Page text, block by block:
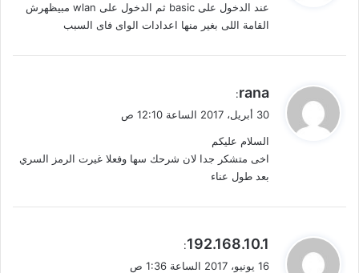
ل
عند الدخول على basic ثم الدخول على wlan مبيظهرش
القامة اللى بغير منها اعدادات الواى فاى السبب
ي
ق
ل
rana
:
30 أبريل، 2017 الساعة 12:10 ص
السلام عليكم
اخى متشكر جدا لان شرحك سها وفعلا غيرت الرمز السري
بعد طول عناء
ي
ق
192.168.10.1
:
16 يونيو، 2017 الساعة 1:36 ص